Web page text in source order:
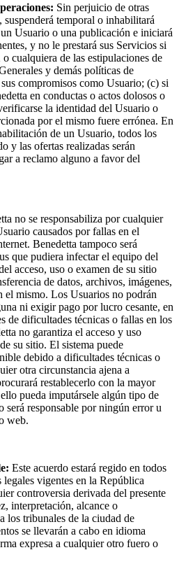
Sin perjuicio de otras
temporal o inhabilitará
Usuario o una publicación e iniciará
y no le prestará sus Servicios si
cualquiera de las estipulaciones de
y demás políticas de
compromisos como Usuario; (c) si
en conductas o actos dolosos o
la identidad del Usuario o
por el mismo fuere errónea. En
de un Usuario, todos los
y las ofertas realizadas serán
a reclamo alguno a favor del
no se responsabiliza por cualquier
causados por fallas en el
Benedetta tampoco será
que pudiera infectar el equipo del
acceso, uso o examen de su sitio
de datos, archivos, imágenes,
el mismo. Los Usuarios no podrán
ni exigir pago por lucro cesante, en
de dificultades técnicas o fallas en los
no garantiza el acceso y uso
su sitio. El sistema puede
debido a dificultades técnicas o
otra circunstancia ajena a
restablecerlo con la mayor
pueda imputársele algún tipo de
será responsable por ningún error u
web.
Este acuerdo estará regido en todos
vigentes en la República
controversia derivada del presente
interpretación, alcance o
los tribunales de la ciudad de
se llevarán a cabo en idioma
expresa a cualquier otro fuero o